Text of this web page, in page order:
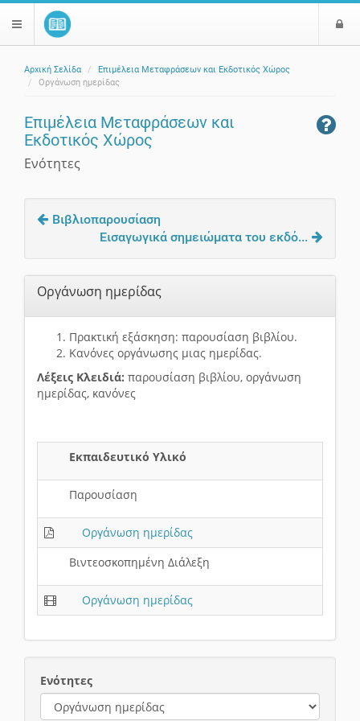
$langMenu
Αρχική Σελίδα
Επιμέλεια Μεταφράσεων και Εκδοτικός Χώρος
Οργάνωση ημερίδας
Επιμέλεια Μεταφράσεων και
Εκδοτικός Χώρος
Ενότητες
Βιβλιοπαρουσίαση
Εισαγωγικά σημειώματα του εκδό...
Οργάνωση ημερίδας
Πρακτική εξάσκηση: παρουσίαση βιβλίου.
Κανόνες οργάνωσης μιας ημερίδας.
Λέξεις Κλειδιά: παρουσίαση βιβλίου, οργάνωση
ημερίδας, κανόνες
Εκπαιδευτικό Υλικό
Παρουσίαση
Οργάνωση ημερίδας
Βιντεοσκοπημένη Διάλεξη
Οργάνωση ημερίδας
Ενότητες